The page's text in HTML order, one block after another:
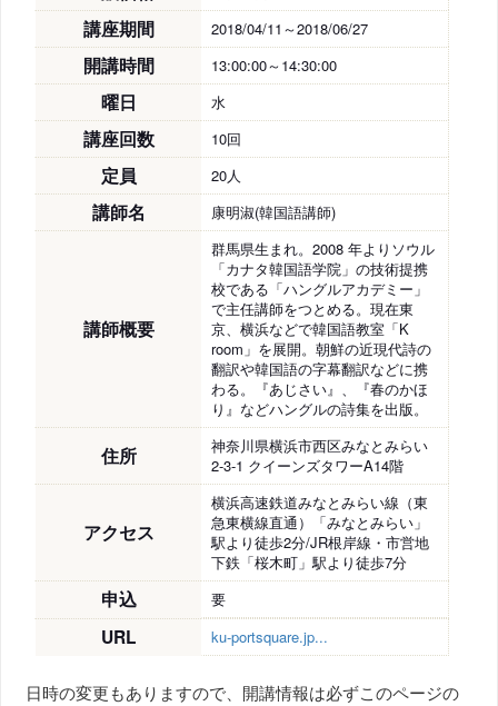
講座期間 2018/04/11～2018/06/27
開講時間 13:00:00～14:30:00
曜日 水
講座回数 10回
定員 20人
講師名 康明淑(韓国語講師)
講師概要
群馬県生まれ。2008 年よりソウル
「カナタ韓国語学院」の技術提携
校である「ハングルアカデミー」
で主任講師をつとめる。現在東
京、横浜などで韓国語教室「K
room」を展開。朝鮮の近現代詩の
翻訳や韓国語の字幕翻訳などに携
わる。『あじさい』、『春のかほ
り』などハングルの詩集を出版。
住所
神奈川県横浜市西区みなとみらい
2-3-1 クイーンズタワーA14階
アクセス
横浜高速鉄道みなとみらい線（東
急東横線直通）「みなとみらい」
駅より徒歩2分/JR根岸線・市営地
下鉄「桜木町」駅より徒歩7分
申込 要
URL ku-portsquare.jp...
日時の変更もありますので、開講情報は必ずこのページの